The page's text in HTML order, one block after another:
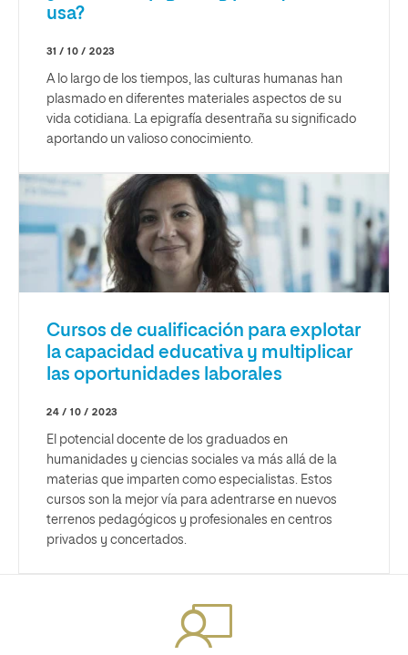
usa?
31 / 10 / 2023
A lo largo de los tiempos, las culturas humanas han
plasmado en diferentes materiales aspectos de su
vida cotidiana. La epigrafía desentraña su significado
aportando un valioso conocimiento.
Cursos de cualificación para explotar
la capacidad educativa y multiplicar
las oportunidades laborales
24 / 10 / 2023
El potencial docente de los graduados en
humanidades y ciencias sociales va más allá de la
materias que imparten como especialistas. Estos
cursos son la mejor vía para adentrarse en nuevos
terrenos pedagógicos y profesionales en centros
privados y concertados.